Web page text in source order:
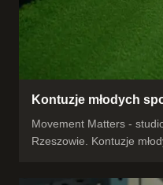
Kontuzje młodych
Movement Matters -
Rzeszowie. Kontuzje